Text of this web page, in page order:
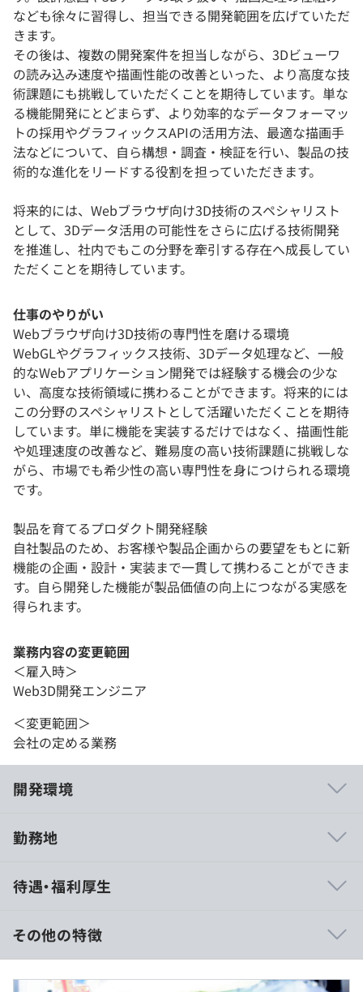
なども徐々に習得し、担当できる開発範囲を広げていただ
きます。
その後は、複数の開発案件を担当しながら、3Dビューワ
の読み込み速度や描画性能の改善といった、より高度な技
術課題にも挑戦していただくことを期待しています。単な
る機能開発にとどまらず、より効率的なデータフォーマッ
トの採用やグラフィックスAPIの活用方法、最適な描画手
法などについて、自ら構想・調査・検証を行い、製品の技
術的な進化をリードする役割を担っていただきます。
将来的には、Webブラウザ向け3D技術のスペシャリスト
として、3Dデータ活用の可能性をさらに広げる技術開発
を推進し、社内でもこの分野を牽引する存在へ成長してい
ただくことを期待しています。
仕事のやりがい
Webブラウザ向け3D技術の専門性を磨ける環境
WebGLやグラフィックス技術、3Dデータ処理など、一般
的なWebアプリケーション開発では経験する機会の少な
い、高度な技術領域に携わることができます。将来的には
この分野のスペシャリストとして活躍いただくことを期待
しています。単に機能を実装するだけではなく、描画性能
や処理速度の改善など、難易度の高い技術課題に挑戦しな
がら、市場でも希少性の高い専門性を身につけられる環境
です。
製品を育てるプロダクト開発経験
自社製品のため、お客様や製品企画からの要望をもとに新
機能の企画・設計・実装まで一貫して携わることができま
す。自ら開発した機能が製品価値の向上につながる実感を
得られます。
業務内容の変更範囲
＜雇入時＞
Web3D開発エンジニア
＜変更範囲＞
会社の定める業務
開発環境
いつでも相談できる環境をつくっています。
りやナレッジ共有をおこなっています。
勤務地
待遇・福利厚生
月給 363,625円 〜 452,125円
想定年収：5,000,000円 ～ 8,000,000円
その他の特徴